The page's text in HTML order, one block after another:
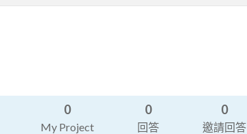
0
My Project
0
回答
0
邀請回答